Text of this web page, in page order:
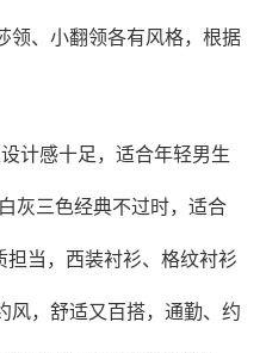
领、小翻领各有风格，根据
计感十足，适合年轻男生
灰三色经典不过时，适合
担当，西装衬衫、格纹衬衫
风，舒适又百搭，通勤、约